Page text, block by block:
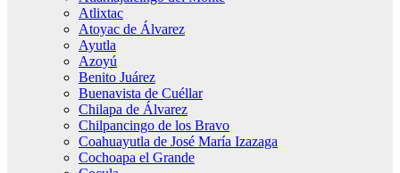
Atlixtac
Atoyac de Álvarez
Ayutla
Azoyú
Benito Juárez
Buenavista de Cuéllar
Chilapa de Álvarez
Chilpancingo de los Bravo
Coahuayutla de José María Izazaga
Cochoapa el Grande